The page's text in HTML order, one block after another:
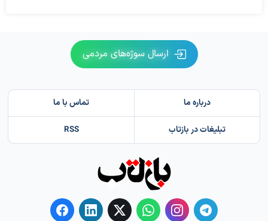
ارسال سوژه‌های مردمی
درباره ما تماس با ما
تبلیغات در بازتاب RSS